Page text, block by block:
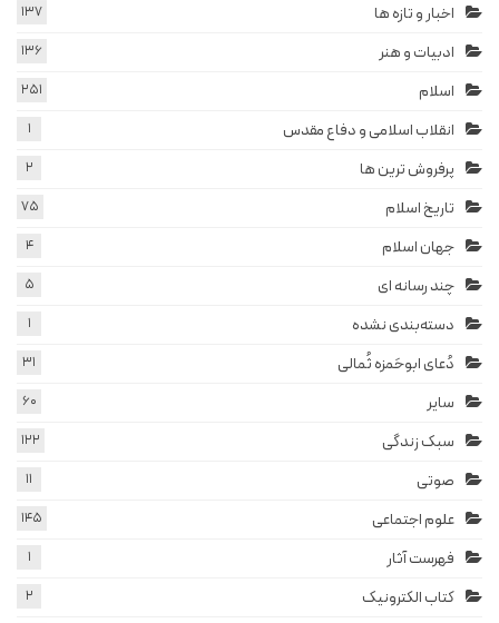
اخبار و تازه ها 137
ادبیات و هنر 136
اسلام 251
انقلاب اسلامی و دفاع مقدس 1
پرفروش ترین ها 2
تاریخ اسلام 75
جهان اسلام 4
چند رسانه ای 5
دسته‌بندی نشده 1
دُعای ابوحَمزه ثُمالی 31
سایر 60
سبک زندگی 122
صوتی 11
علوم اجتماعی 145
فهرست آثار 1
کتاب الکترونیک 2